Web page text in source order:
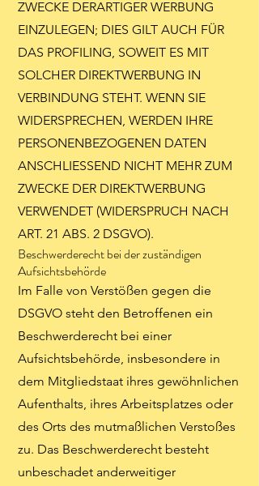
ZWECKE DERARTIGER WERBUNG
EINZULEGEN; DIES GILT AUCH FÜR
DAS PROFILING, SOWEIT ES MIT
SOLCHER DIREKTWERBUNG IN
VERBINDUNG STEHT. WENN SIE
WIDERSPRECHEN, WERDEN IHRE
PERSONENBEZOGENEN DATEN
ANSCHLIESSEND NICHT MEHR ZUM
ZWECKE DER DIREKTWERBUNG
VERWENDET (WIDERSPRUCH NACH
ART. 21 ABS. 2 DSGVO).
Beschwerde­recht bei der zuständigen
Aufsichts­behörde
Im Falle von Verstößen gegen die
DSGVO steht den Betroffenen ein
Beschwerderecht bei einer
Aufsichtsbehörde, insbesondere in
dem Mitgliedstaat ihres gewöhnlichen
Aufenthalts, ihres Arbeitsplatzes oder
des Orts des mutmaßlichen Verstoßes
zu. Das Beschwerderecht besteht
unbeschadet anderweitiger